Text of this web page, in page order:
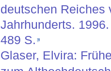
deutschen Reiches
Jahrhunderts.
489 S.
Glaser, Elvira: